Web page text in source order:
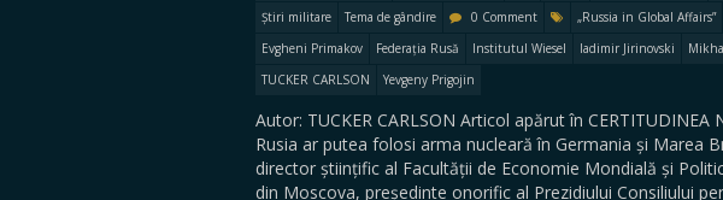
Știri militare
Tema de gândire 0 Comment „Russia in Global Affairs”
Evgheni Primakov
Federația Rusă Institutul Wiesel ladimir Jirinovski
TUCKER CARLSON
Yevgeny Prigojin
Autor: TUCKER CARLSON Articol apărut în
Rusia ar putea folosi arma nucleară în Germania și Marea
director științific al Facultății de Economie Mondială și
din Moscova, președinte onorific al Prezidiului Consiliului